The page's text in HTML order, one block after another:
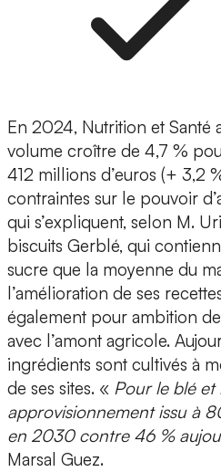
En 2024, Nutrition et Santé
volume croître de 4,7 %
412 millions d’euros (+ 3,2
contraintes sur le pouvoir
qui s’expliquent, selon M.
biscuits Gerblé, qui
sucre que la moyenne du
l’amélioration de ses
également pour ambition
avec l’amont agricole.
ingrédients sont cultivés à
de ses sites. « Pour le blé et
approvisionnement issu à
en 2030 contre 46 %
Marsal Guez.